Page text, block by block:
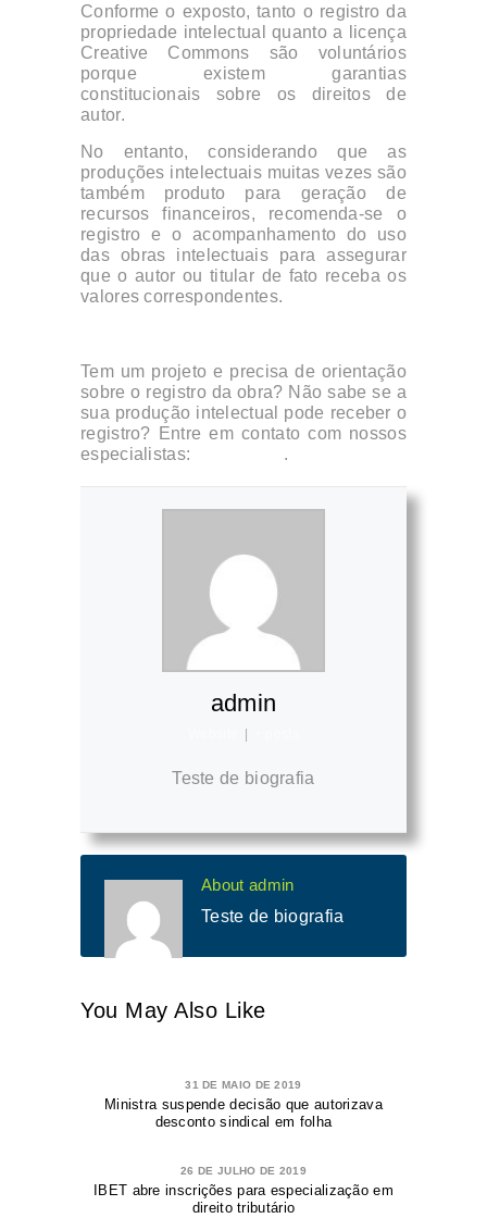
Conforme o exposto, tanto o registro da
propriedade intelectual quanto a licença
Creative Commons são voluntários
porque existem garantias
constitucionais sobre os direitos de
autor.
No entanto, considerando que as
produções intelectuais muitas vezes são
também produto para geração de
recursos financeiros, recomenda-se o
registro e o acompanhamento do uso
das obras intelectuais para assegurar
que o autor ou titular de fato receba os
valores correspondentes.
Tem um projeto e precisa de orientação
sobre o registro da obra? Não sabe se a
sua produção intelectual pode receber o
registro? Entre em contato com nossos
especialistas:
.
admin
Teste de biografia
About admin
Teste de biografia
You May Also Like
31 DE MAIO DE 2019
Ministra suspende decisão que autorizava
desconto sindical em folha
26 DE JULHO DE 2019
IBET abre inscrições para especialização em
direito tributário